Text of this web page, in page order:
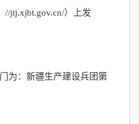
//jtj.xjbt.gov.cn/）上发
为：新疆生产建设兵团第